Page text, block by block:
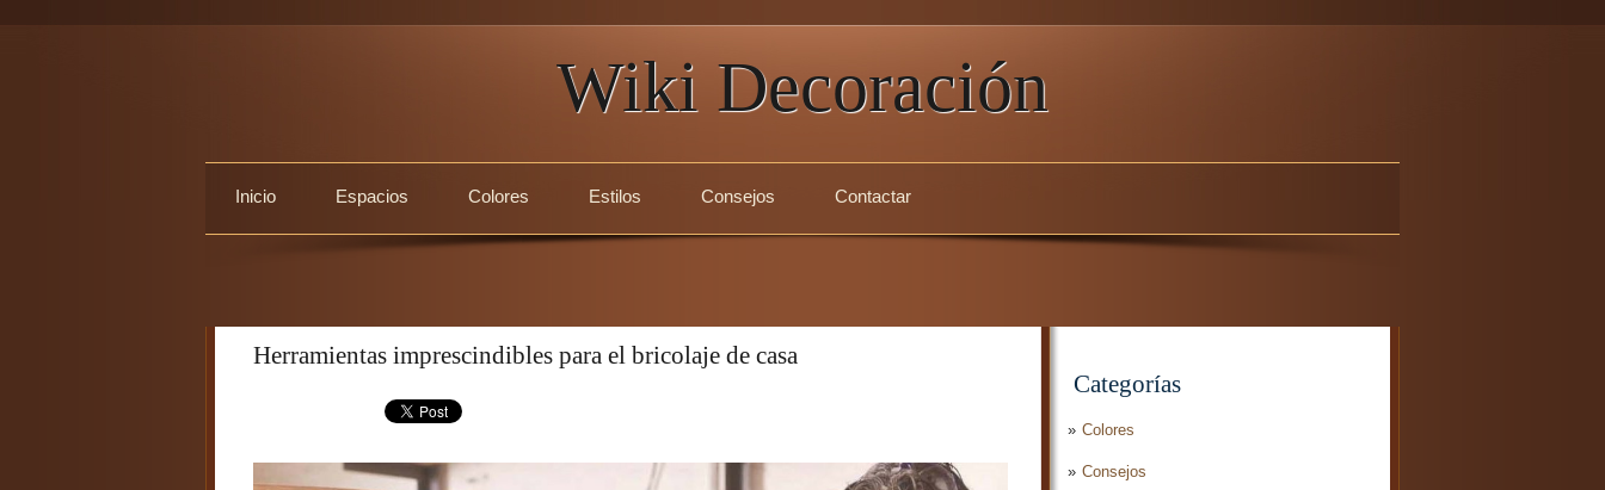
Wiki Decoración
Inicio Espacios Colores Estilos Consejos Contactar
Categorías
Colores
Consejos
Herramientas imprescindibles para el bricolaje de casa